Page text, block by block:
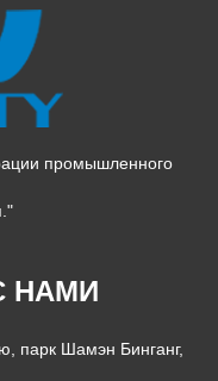
промышленного
НАМИ
парк Шамэн Бинганг,